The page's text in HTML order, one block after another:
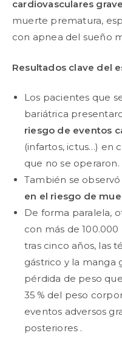
cardiovasculares
muerte prematura,
con apnea del sueño
Resultados clave del
Los pacientes que
bariátrica
riesgo de eventos
(infartos, ictus…) en
que no se operaron.
También se
en el riesgo de
De forma paralela,
con más de
tras cinco años, las
gástrico y la manga
pérdida de peso
35 % del peso
eventos adversos
posteriores .